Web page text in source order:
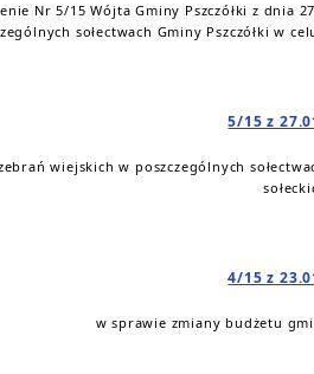
Nr 5/15 Wójta Gminy Pszczółki z dnia
sołectwach Gminy Pszczółki w
5/15 z
wiejskich w poszczególnych
4/15 z
w sprawie zmiany budżetu